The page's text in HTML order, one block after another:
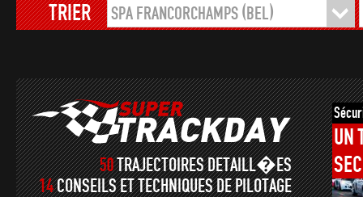
TRIER SPA FRANCORCHAMPS (BEL)
50TRAJECTOIRES DETAILL�ES
14CONSEILS ET TECHNIQUES DE PILOTAGE
UN